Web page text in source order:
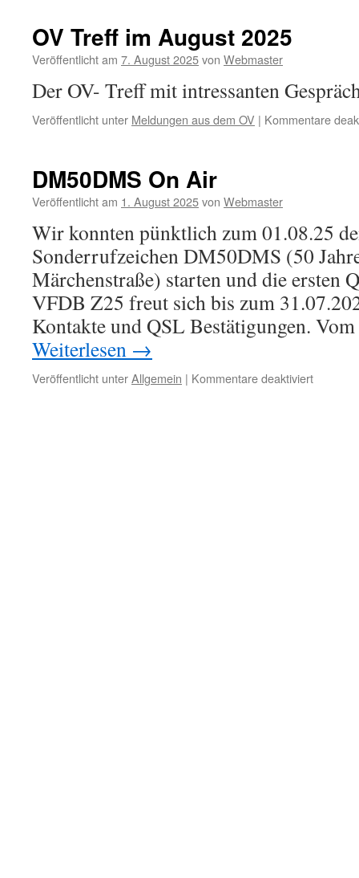
OV Treff im August 2025
Veröffentlicht am 7. August 2025von Webmaster
Der OV- Treff mit intressanten
Veröffentlicht unter Meldungen aus dem OV | Kommentare
DM50DMS On Air
Veröffentlicht am 1. August 2025von Webmaster
Wir konnten pünktlich zum 01.08.25
Sonderrufzeichen DM50DMS (50
Märchenstraße) starten und die ersten
VFDB Z25 freut sich bis zum
Kontakte und QSL Bestätigungen.
Weiterlesen →
Veröffentlicht unterAllgemein | Kommentare deaktiviertfür